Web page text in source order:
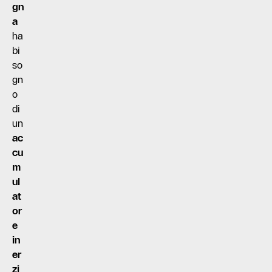
gn
a
ha
bi
so
gn
o
di
un
ac
cu
m
ul
at
or
e
in
er
zi